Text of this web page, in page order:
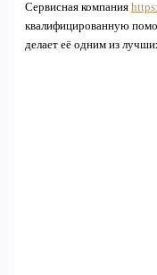
Сервисная компания
квалифицированную
делает её одним из